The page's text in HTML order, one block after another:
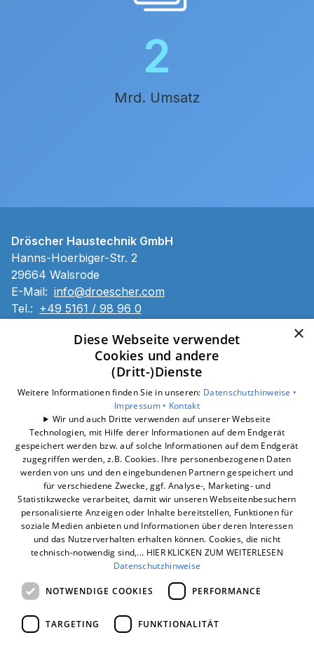
2
Mrd. Umsatz
Dröscher Haustechnik GmbH
Hanns-Hoerbiger-Str. 2
29664 Walsrode
E-Mail: info@droescher.com
Tel.: +49 5161 / 98 96 0
Datenschutzerklärung
Barrierefreiheitserklärung
Unsere Bereiche
Leistungen
Service
Aktuelles
Unternehmen
Kontakt
×
Diese Webseite verwendet
Cookies und andere
(Dritt-)Dienste
Weitere Informationen finden Sie in unseren: Datenschutzhinweise •
Impressum • Kontakt
Wir und auch Dritte verwenden auf unserer Webseite
Technologien, mit Hilfe derer Informationen auf dem Endgerät
gespeichert werden bzw. auf solche Informationen auf dem Endgerät
zugegriffen werden, z.B. Cookies. Ihre personenbezogenen Daten
werden von uns und den eingebundenen Partnern gespeichert und
für verschiedene Zwecke, ggf. Analyse-, Marketing- und
Statistikzwecke verarbeitet, damit wir unseren Webseitenbesuchern
personalisierte Anzeigen oder Inhalte bereitstellen, Funktionen für
soziale Medien anbieten und Informationen über deren Interessen
und das Nutzerverhalten erhalten können. Cookies, die nicht
technisch-notwendig sind,... HIER KLICKEN ZUM WEITERLESEN
Datenschutzhinweise
NOTWENDIGE COOKIES PERFORMANCE
TARGETING FUNKTIONALITÄT